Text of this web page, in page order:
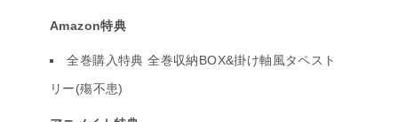
Amazon特典
全巻購入特典 全巻収納BOX&掛け軸風タペスト
リー(殤不患)